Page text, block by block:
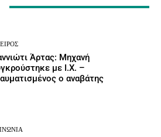
Άρτας: Μηχανή
με Ι.Χ. –
ο αναβάτης